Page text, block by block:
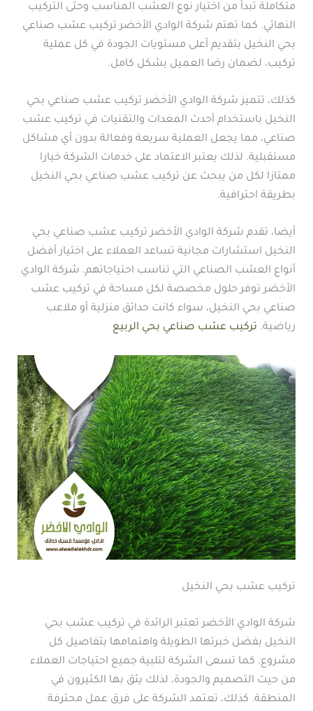
متكاملة تبدأ من اختيار نوع العشب المناسب وحتى التركيب
النهائي. كما تهتم شركة الوادي الأخضر تركيب عشب صناعي
بحي النخيل بتقديم أعلى مستويات الجودة في كل عملية
تركيب، لضمان رضا العميل بشكل كامل.
كذلك، تتميز شركة الوادي الأخضر تركيب عشب صناعي بحي
النخيل باستخدام أحدث المعدات والتقنيات في تركيب عشب
صناعي، مما يجعل العملية سريعة وفعالة بدون أي مشاكل
مستقبلية. لذلك يعتبر الاعتماد على خدمات الشركة خيارا
ممتازا لكل من يبحث عن تركيب عشب صناعي بحي النخيل
بطريقة احترافية.
أيضا، تقدم شركة الوادي الأخضر تركيب عشب صناعي بحي
النخيل استشارات مجانية تساعد العملاء على اختيار أفضل
أنواع العشب الصناعي التي تناسب احتياجاتهم. شركة الوادي
الأخضر توفر حلول مخصصة لكل مساحة في تركيب عشب
صناعي بحي النخيل، سواء كانت حدائق منزلية أو ملاعب
رياضية. تركيب عشب صناعي بحي الربيع
تركيب عشب بحي النخيل
شركة الوادي الأخضر تعتبر الرائدة في تركيب عشب بحي
النخيل بفضل خبرتها الطويلة واهتمامها بتفاصيل كل
مشروع. كما تسعى الشركة لتلبية جميع احتياجات العملاء
من حيث التصميم والجودة، لذلك يثق بها الكثيرون في
المنطقة. كذلك، تعتمد الشركة على فرق عمل محترفة